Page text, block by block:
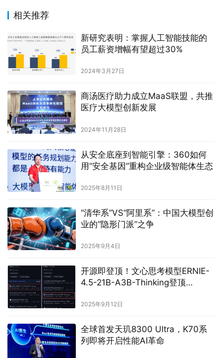
相关推荐
新研究表明：掌握人工智能技能的
员工薪资增幅有望超过30%
2024年3月27日
商汤医疗助力成立MaaS联盟，共推
医疗大模型创新发展
2024年11月28日
从安全底座到智能引擎：360如何
用”安全基因”重构企业级智能体生态
2025年8月11日
“清华系”VS“阿里系”：中国大模型创
业的“隐形门派”之争
2025年9月4日
开源即登顶！文心思考模型ERNIE-
4.5-21B-A3B-Thinking登顶
2025年9月12日
全球首发天玑8300 Ultra，K70系
列即将开启性能AI革命